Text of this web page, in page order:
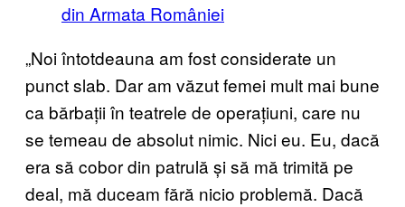
din Armata României
„Noi întotdeauna am fost considerate un
punct slab. Dar am văzut femei mult mai bune
ca bărbații în teatrele de operațiuni, care nu
se temeau de absolut nimic. Nici eu. Eu, dacă
era să cobor din patrulă și să mă trimită pe
deal, mă duceam fără nicio problemă. Dacă